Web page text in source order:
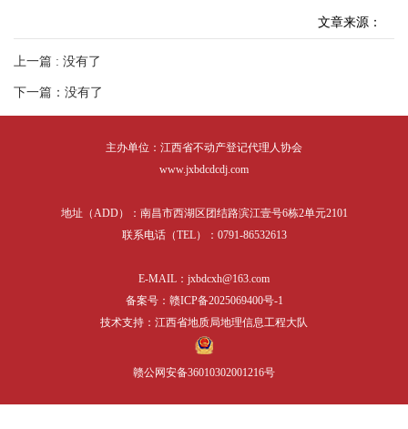
行业党建
文章来源：
上一篇 : 没有了
下一篇：没有了
主办单位：江西省不动产登记代理人协会
www.jxbdcdcdj.com
地址（ADD）：南昌市西湖区团结路滨江壹号6栋2单元2101
联系电话（TEL）：0791-86532613
E-MAIL：jxbdcxh@163.com
备案号：赣ICP备2025069400号-1
技术支持：江西省地质局地理信息工程大队
赣公网安备36010302001216号